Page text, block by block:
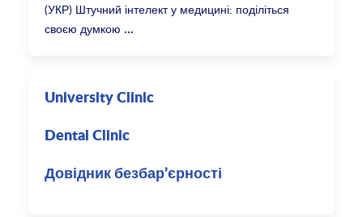
(УКР) Штучний інтелект у медицині: поділіться
своєю думкою
University Clinic
Dental Clinic
Довідник безбар’єрності